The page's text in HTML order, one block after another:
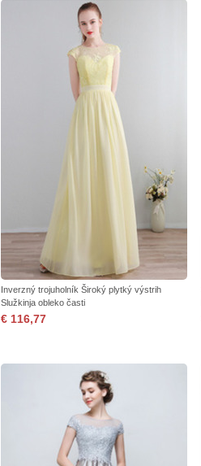
Inverzný trojuholník Široký plytký výstrih
Služkinja obleko časti
€ 116,77